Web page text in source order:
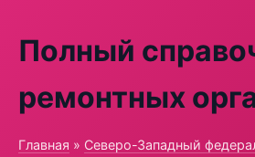
Полный
ремонтных
Главная » Северо-Западный